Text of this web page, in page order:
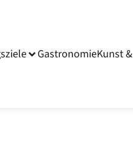
GastronomieKunst